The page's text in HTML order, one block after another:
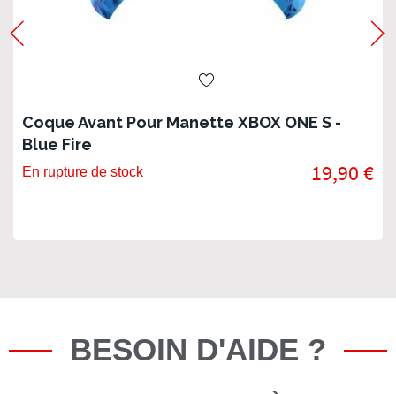
Coque Avant Pour Manette XBOX ONE S -
Blue Fire
En rupture de stock 19,90 €
BESOIN D'AIDE ?